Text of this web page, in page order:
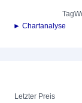
Tag
► Chartanalyse
Letzter Preis